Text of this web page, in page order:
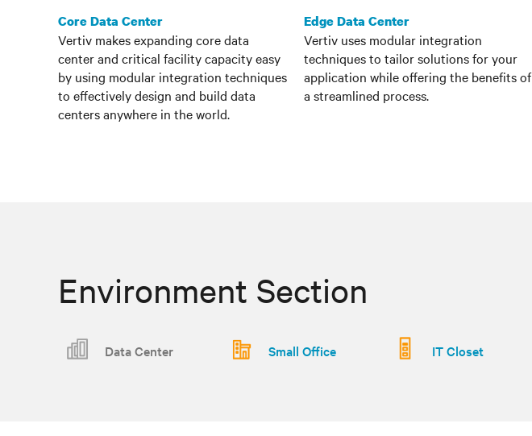
Core Data Center
Vertiv makes expanding core data
center and critical facility capacity easy
by using modular integration techniques
to effectively design and build data
centers anywhere in the world.
Edge Data Center
Vertiv uses modular integration
techniques to tailor solutions for your
application while offering the benefits of
a streamlined process.
Environment Section
Data Center Small Office IT Closet